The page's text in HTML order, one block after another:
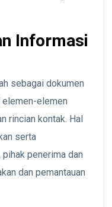
Informasi
sebagai dokumen
elemen-elemen
rincian kontak. Hal
serta
penerima dan
dan pemantauan